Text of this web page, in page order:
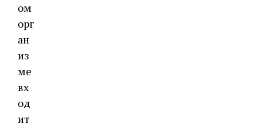
ом
орг
ан
из
ме
вх
од
ит